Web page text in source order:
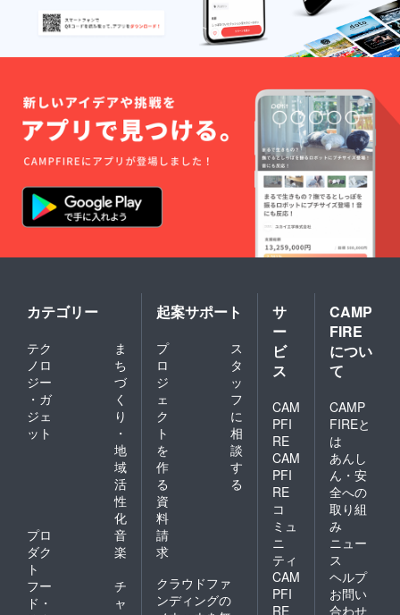
カテゴリー
テク
ノロ
ジー
・ガ
ジェ
ット
ま
ち
づ
く
り
・
地
域
活
性
化
プロ
ダク
ト
音
楽
フー
ド・
チ
ャ
起案サポート
プ
ロ
ジ
ェ
ク
ト
を
作
る
ス
タ
ッ
フ
に
相
談
す
る
資
料
請
求
クラウドファ
ンディングの
サ
ー
ビ
ス
CAM
PFI
RE
CAM
PFI
RE
コ
ミュ
ニ
ティ
CAM
PFI
RE
CAMP
FIRE
につい
て
CAMP
FIREと
は
あんし
ん・安
全への
取り組
み
ニュー
ス
ヘルプ
お問い
合わせ